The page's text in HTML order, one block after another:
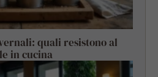
quali resistono al
in cucina